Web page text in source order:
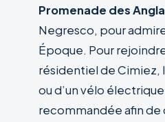
Promenade des
Negresco, pour
Époque. Pour
résidentiel de Cimiez,
ou d’un vélo
recommandée afin